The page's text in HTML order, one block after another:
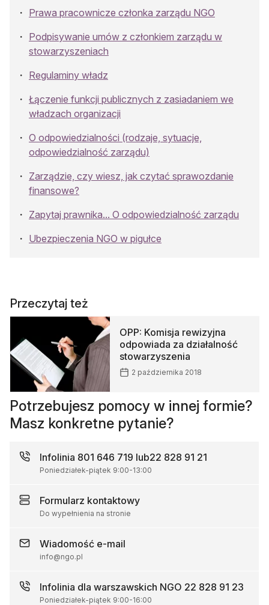
Prawa pracownicze członka zarządu NGO
Podpisywanie umów z członkiem zarządu w
stowarzyszeniach
Regulaminy władz
Łączenie funkcji publicznych z zasiadaniem we
władzach organizacji
O odpowiedzialności (rodzaje, sytuacje,
odpowiedzialność zarządu)
Zarządzie, czy wiesz, jak czytać sprawozdanie
finansowe?
Zapytaj prawnika... O odpowiedzialność zarządu
Ubezpieczenia NGO w pigułce
Przeczytaj też
OPP: Komisja rewizyjna
odpowiada za działalność
stowarzyszenia
2 października 2018
Potrzebujesz pomocy w innej formie?
Masz konkretne pytanie?
Infolinia 801 646 719 lub22 828 91 21
Poniedziałek-piątek 9:00-13:00
Formularz kontaktowy
Do wypełnienia na stronie
Wiadomość e-mail
info@ngo.pl
Infolinia dla warszawskich NGO 22 828 91 23
Poniedziałek-piątek 9:00-16:00